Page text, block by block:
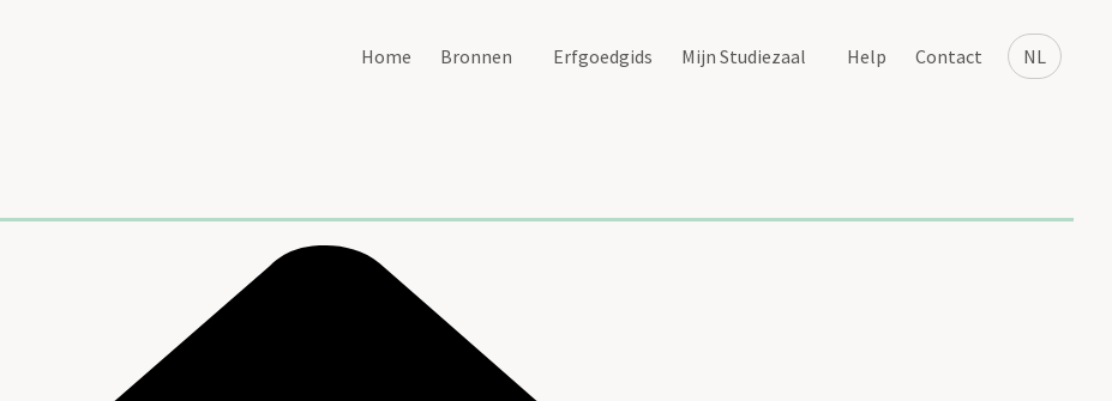
NL
Home Bronnen Erfgoedgids Mijn Studiezaal Help Contact